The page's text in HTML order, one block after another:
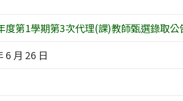
度第1學期第3次代理(課)教師甄選錄取公
6 月 26 日